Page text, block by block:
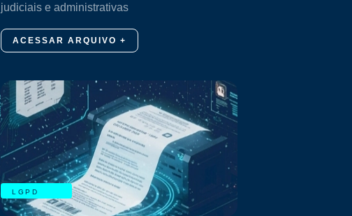
judiciais e administrativas
ACESSAR ARQUIVO +
LGPD